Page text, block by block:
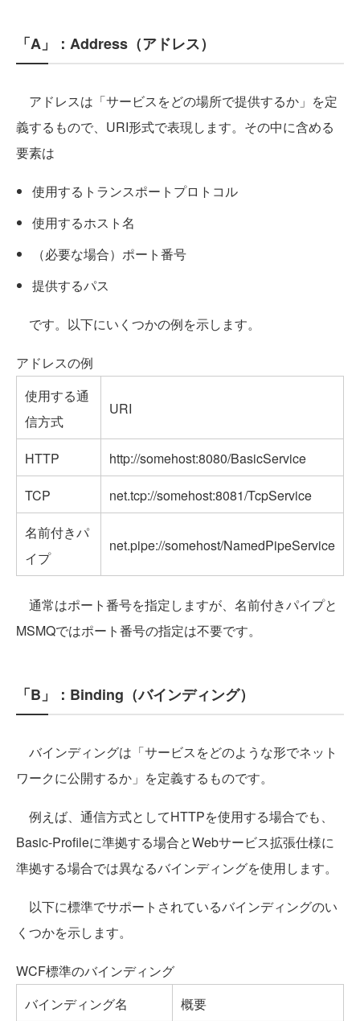
「A」：Address（アドレス）
アドレスは「サービスをどの場所で提供するか」を定
義するもので、URI形式で表現します。その中に含める
要素は
使用するトランスポートプロトコル
使用するホスト名
（必要な場合）ポート番号
提供するパス
です。以下にいくつかの例を示します。
アドレスの例
使用する通
信方式
URI
HTTP
http://somehost:8080/BasicService
TCP
net.tcp://somehost:8081/TcpService
名前付きパ
イプ
net.pipe://somehost/NamedPipeService
通常はポート番号を指定しますが、名前付きパイプと
MSMQではポート番号の指定は不要です。
「B」：Binding（バインディング）
バインディングは「サービスをどのような形でネット
ワークに公開するか」を定義するものです。
例えば、通信方式としてHTTPを使用する場合でも、
Basic-Profileに準拠する場合とWebサービス拡張仕様に
準拠する場合では異なるバインディングを使用します。
以下に標準でサポートされているバインディングのい
くつかを示します。
WCF標準のバインディング
バインディング名
概要